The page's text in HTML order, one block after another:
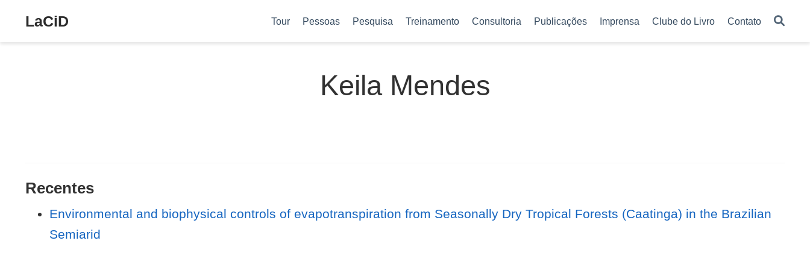
LaCiD Tour Pessoas Pesquisa Treinamento Consultoria Publicações Imprensa Clube do Livro Contato
Keila Mendes
Recentes
Environmental and biophysical controls of evapotranspiration from Seasonally Dry Tropical Forests (Caatinga) in the Brazilian
Semiarid